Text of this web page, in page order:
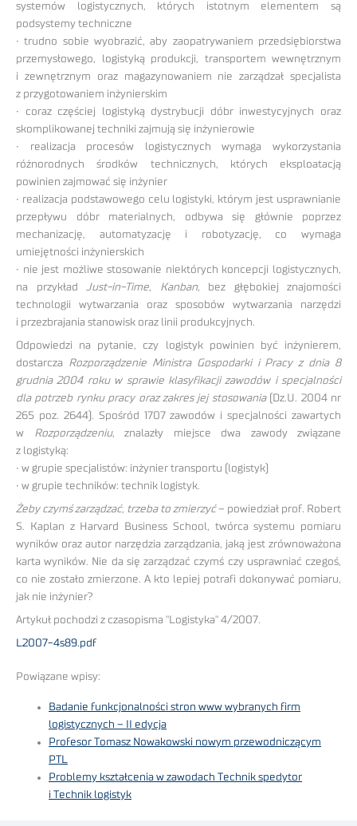
systemów logistycznych, których istotnym elementem są
podsystemy techniczne
• trudno sobie wyobrazić, aby zaopatrywaniem przedsiębiorstwa
przemysłowego, logistyką produkcji, transportem wewnętrznym
i zewnętrznym oraz magazynowaniem nie zarządzał specjalista
z przygotowaniem inżynierskim
• coraz częściej logistyką dystrybucji dóbr inwestycyjnych oraz
skomplikowanej techniki zajmują się inżynierowie
• realizacja procesów logistycznych wymaga wykorzystania
różnorodnych środków technicznych, których eksploatacją
powinien zajmować się inżynier
• realizacja podstawowego celu logistyki, którym jest usprawnianie
przepływu dóbr materialnych, odbywa się głównie poprzez
mechanizację, automatyzację i robotyzację, co wymaga
umiejętności inżynierskich
• nie jest możliwe stosowanie niektórych koncepcji logistycznych,
na przykład Just-in-Time, Kanban, bez głębokiej znajomości
technologii wytwarzania oraz sposobów wytwarzania narzędzi
i przezbrajania stanowisk oraz linii produkcyjnych.
Odpowiedzi na pytanie, czy logistyk powinien być inżynierem,
dostarcza Rozporządzenie Ministra Gospodarki i Pracy z dnia 8
grudnia 2004 roku w sprawie klasyfikacji zawodów i specjalności
dla potrzeb rynku pracy oraz zakres jej stosowania(Dz.U. 2004 nr
265 poz. 2644). Spośród 1707 zawodów i specjalności zawartych
w
Rozporządzeniu, znalazły miejsce dwa zawody związane
z logistyką:
• w grupie specjalistów: inżynier transportu (logistyk)
• w grupie techników: technik logistyk.
Żeby czymś zarządzać, trzeba to zmierzyć– powiedział prof. Robert
S. Kaplan z Harvard Business School, twórca systemu pomiaru
wyników oraz autor narzędzia zarządzania, jaką jest zrównoważona
karta wyników. Nie da się zarządzać czymś czy usprawniać czegoś,
co nie zostało zmierzone. A kto lepiej potrafi dokonywać pomiaru,
jak nie inżynier?
Artykuł pochodzi z czasopisma "Logistyka" 4/2007.
L2007-4s89.pdf
Powiązane wpisy:
Badanie funkcjonalności stron www wybranych firm
logistycznych – II edycja
Profesor Tomasz Nowakowski nowym przewodniczącym
PTL
Problemy kształcenia w zawodach Technik spedytor
i Technik logistyk